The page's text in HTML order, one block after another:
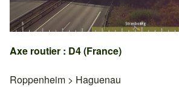
Axe routier : D4 (France)
Roppenheim > Haguenau